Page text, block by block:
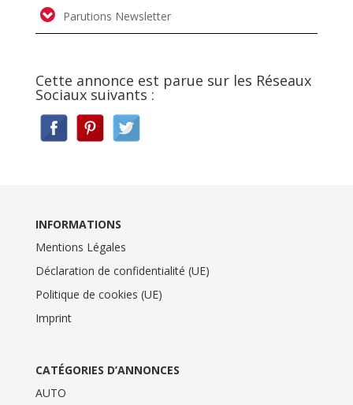
Parutions Newsletter
Cette annonce est parue sur les Réseaux
Sociaux suivants :
INFORMATIONS
Mentions Légales
Déclaration de confidentialité (UE)
Politique de cookies (UE)
Imprint
CATÉGORIES D’ANNONCES
AUTO